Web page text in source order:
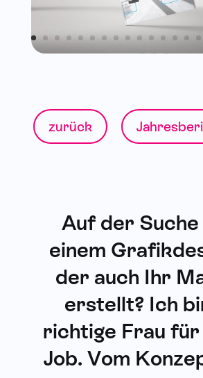
zurück
Auf der Suche
einem
der auch Ihr
erstellt? Ich
richtige Frau für
Job. Vom